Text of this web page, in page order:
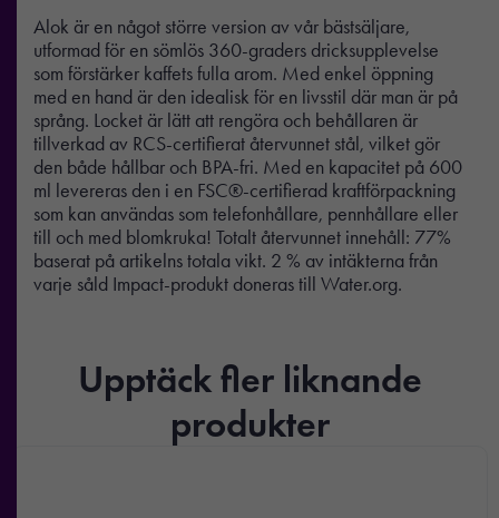
Alok är en något större version av vår bästsäljare,
utformad för en sömlös 360-graders dricksupplevelse
som förstärker kaffets fulla arom. Med enkel öppning
med en hand är den idealisk för en livsstil där man är på
språng. Locket är lätt att rengöra och behållaren är
tillverkad av RCS-certifierat återvunnet stål, vilket gör
den både hållbar och BPA-fri. Med en kapacitet på 600
ml levereras den i en FSC®-certifierad kraftförpackning
som kan användas som telefonhållare, pennhållare eller
till och med blomkruka! Totalt återvunnet innehåll: 77%
baserat på artikelns totala vikt. 2 % av intäkterna från
varje såld Impact-produkt doneras till Water.org.
Upptäck fler liknande
produkter